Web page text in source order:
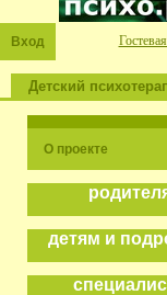
Вход
Детский
О проекте
детям и